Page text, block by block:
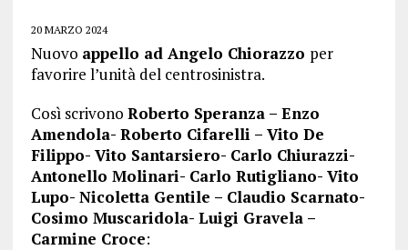
20 MARZO 2024
Nuovo appello ad Angelo Chiorazzo per
favorire l’unità del centrosinistra.
Così scrivono Roberto Speranza – Enzo
Amendola- Roberto Cifarelli – Vito De
Filippo- Vito Santarsiero- Carlo Chiurazzi-
Antonello Molinari- Carlo Rutigliano- Vito
Lupo- Nicoletta Gentile – Claudio Scarnato-
Cosimo Muscaridola- Luigi Gravela –
Carmine Croce: